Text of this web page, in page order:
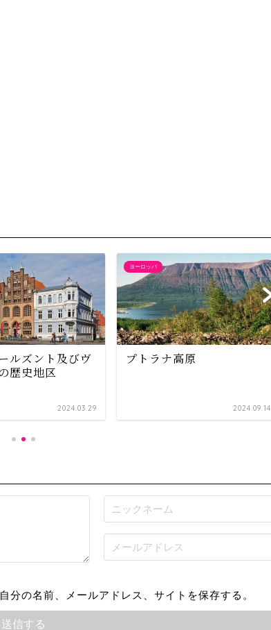
ルズント及びヴ
歴史地区
2024.03.29
ヨーロッパ
プトラナ高原
2024.09.14
分の名前、メールアドレス、サイトを保存する。